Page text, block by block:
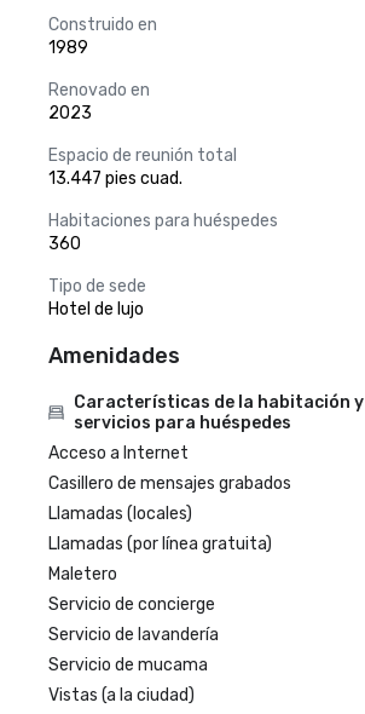
Construido en
1989
Renovado en
2023
Espacio de reunión total
13.447 pies cuad.
Habitaciones para huéspedes
360
Tipo de sede
Hotel de lujo
Amenidades
Características de la habitación y
servicios para huéspedes
Acceso a Internet
Casillero de mensajes grabados
Llamadas (locales)
Llamadas (por línea gratuita)
Maletero
Servicio de concierge
Servicio de lavandería
Servicio de mucama
Vistas (a la ciudad)